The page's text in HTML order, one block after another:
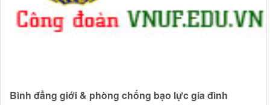
Bình đẳng giới & phòng chống bạo lực gia đình